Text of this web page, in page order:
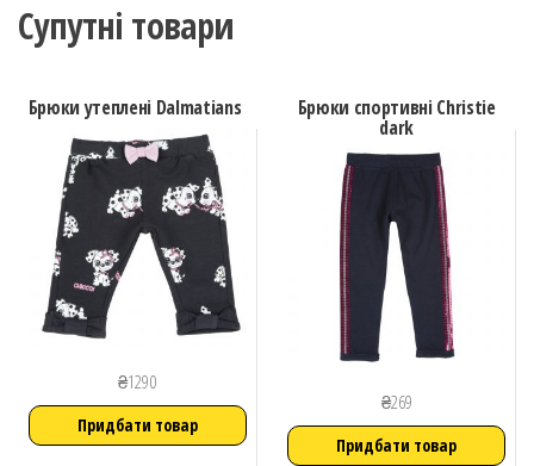
Супутні товари
Брюки утеплені Dalmatians
₴1290
Придбати товар
Брюки cпортивні Christie
dark
₴269
Придбати товар